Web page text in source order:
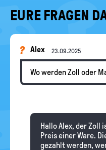
EURE FRAGEN
Alex 23.09.2025
Wo werden Zoll oder
Hallo Alex, der Zoll
Preis einer Ware.
gezahlt werden,